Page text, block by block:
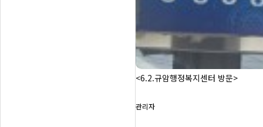
<6.2.규암행정복지센터 방문>
관리자